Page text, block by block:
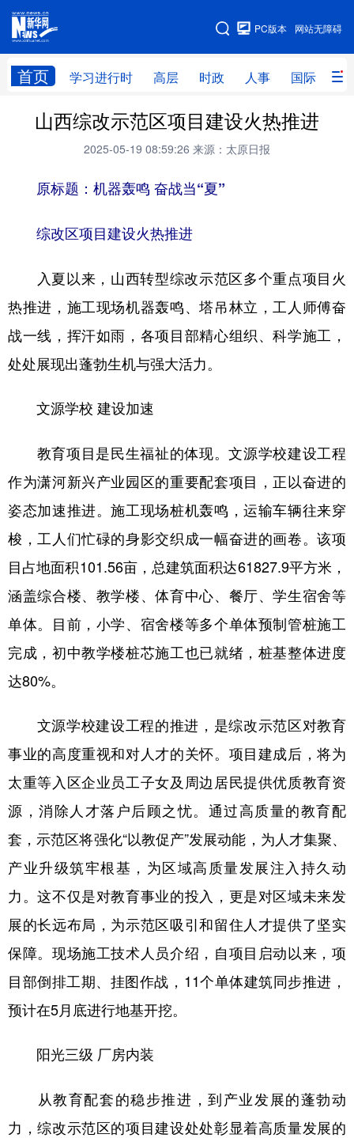
网站无障碍
PC版本
首页 学习进行时 高层 时政 人事 国际 财
网站地图
学习进行时 高层 时政 人事
财经 网评
台湾 思客智库 全球连线
访谈 视频 图片 政务
法律 中央文件 金融 汽车
城市 旅游
彩票 娱乐 时尚 悦读
公益 一带一路 亚太网 上市公司
文化产业
地方频道
辽宁 吉林 上海 江苏
浙江
广东 广西 海南 重庆
四川 贵州 云南 西藏
陕西 甘肃 青海 宁夏
新疆 内蒙古 黑龙江
多语种频道
Русский язык 日本語 한국어
Deutsch Português
山西综改示范区项目建设火热推进
2025-05-19 08:59:26 来源：太原日报
原标题：机器轰鸣 奋战当“夏”
综改区项目建设火热推进
入夏以来，山西转型综改示范区多个重点项目火
热推进，施工现场机器轰鸣、塔吊林立，工人师傅奋
战一线，挥汗如雨，各项目部精心组织、科学施工，
处处展现出蓬勃生机与强大活力。
文源学校 建设加速
教育项目是民生福祉的体现。文源学校建设工程
作为潇河新兴产业园区的重要配套项目，正以奋进的
姿态加速推进。施工现场桩机轰鸣，运输车辆往来穿
梭，工人们忙碌的身影交织成一幅奋进的画卷。该项
目占地面积101.56亩，总建筑面积达61827.9平方米，
涵盖综合楼、教学楼、体育中心、餐厅、学生宿舍等
单体。目前，小学、宿舍楼等多个单体预制管桩施工
完成，初中教学楼桩芯施工也已就绪，桩基整体进度
达80%。
文源学校建设工程的推进，是综改示范区对教育
事业的高度重视和对人才的关怀。项目建成后，将为
太重等入区企业员工子女及周边居民提供优质教育资
源，消除人才落户后顾之忧。通过高质量的教育配
套，示范区将强化“以教促产”发展动能，为人才集聚、
产业升级筑牢根基，为区域高质量发展注入持久动
力。这不仅是对教育事业的投入，更是对区域未来发
展的长远布局，为示范区吸引和留住人才提供了坚实
保障。现场施工技术人员介绍，自项目启动以来，项
目部倒排工期、挂图作战，11个单体建筑同步推进，
预计在5月底进行地基开挖。
阳光三级 厂房内装
从教育配套的稳步推进，到产业发展的蓬勃动
力，综改示范区的项目建设处处彰显着高质量发展的